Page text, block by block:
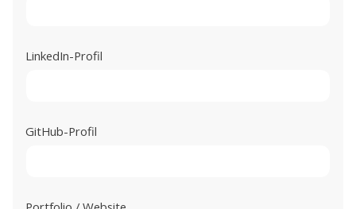
LinkedIn-Profil
GitHub-Profil